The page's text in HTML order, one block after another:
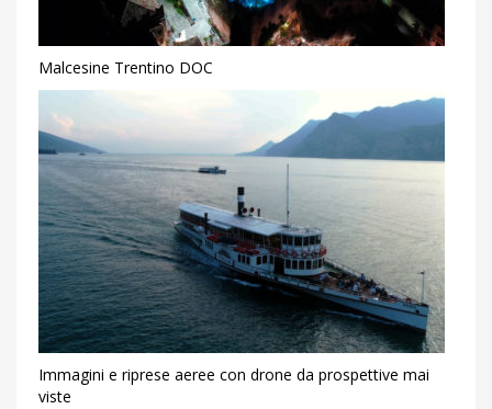
Malcesine Trentino DOC
Immagini e riprese aeree con drone da prospettive mai
viste